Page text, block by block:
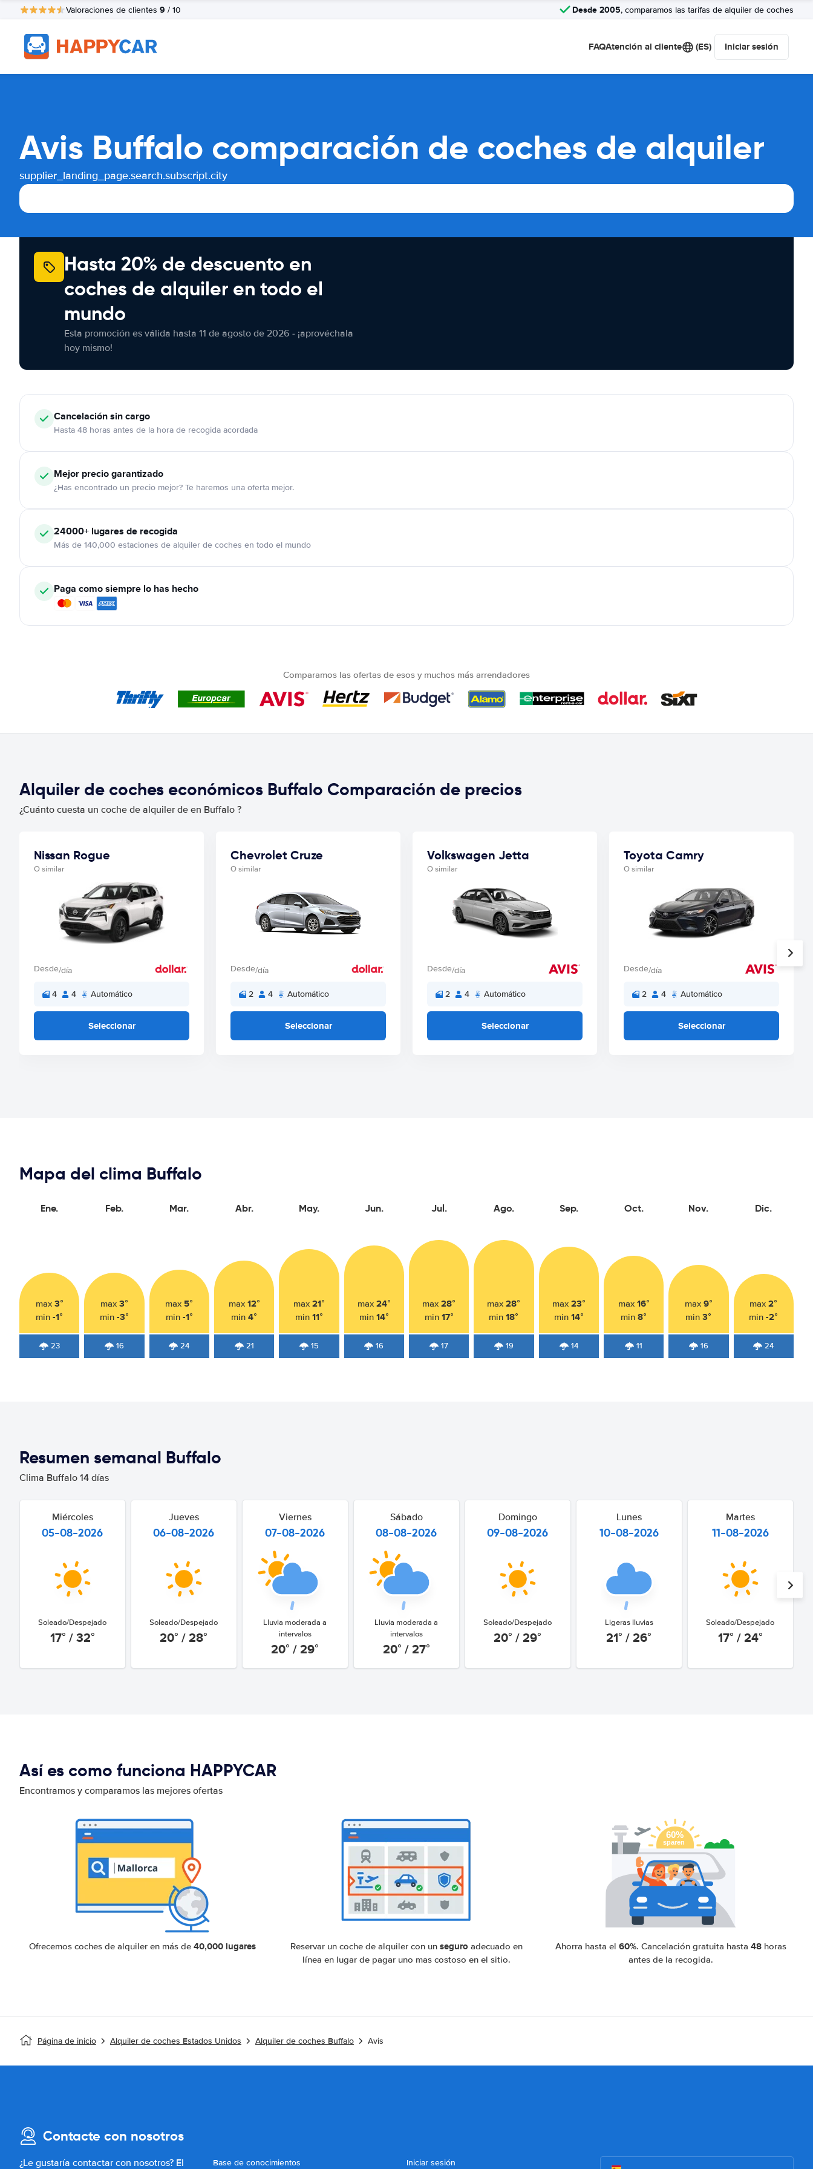
Valoraciones de clientes 9 / 10 Desde 2005, comparamos las tarifas de alquiler de coches
FAQAtención al cliente (ES) Iniciar sesión
Avis Buffalo comparación de coches de alquiler
supplier_landing_page.search.subscript.city
Hasta 20% de descuento en
coches de alquiler en todo el
mundo
Esta promoción es válida hasta 11 de agosto de 2026 - ¡aprovéchala
hoy mismo!
Cancelaciónsin cargo
Hasta 48 horas antes de la hora de recogida acordada
Mejor precio garantizado
¿Has encontrado un precio mejor? Te haremos una oferta mejor.
24000+ lugares de recogida
Más de 140,000 estaciones de alquiler de coches en todo el mundo
Paga como siempre lo has hecho
Comparamos las ofertas de esos y muchos más arrendadores
Alquiler de coches económicos Buffalo Comparación de precios
¿Cuánto cuesta un coche de alquiler de en Buffalo ?
Nissan Rogue
O similar
Desde/día
4 4 Automático
Seleccionar
Chevrolet Cruze
O similar
Desde/día
2 4 Automático
Seleccionar
Volkswagen Jetta
O similar
Desde/día
2 4 Automático
Seleccionar
Toyota Camry
O similar
Desde/día
2 4 Automático
Seleccionar
Mapa del clima Buffalo
Ene.
max 3°
min-1°
23
Feb.
max 3°
min -3°
16
Mar.
max 5°
min -1°
24
Abr.
max 12°
min4°
21
May.
max 21°
min 11°
15
Jun.
max 24°
min 14°
16
Jul.
max28°
min 17°
17
Ago.
max28°
min18°
19
Sep.
max 23°
min 14°
14
Oct.
max 16°
min8°
11
Nov.
max 9°
min3°
16
Dic.
max2°
min-2°
24
Resumen semanal Buffalo
Clima Buffalo 14 días
Miércoles
05-08-2026
Soleado/Despejado
17° / 32°
Jueves
06-08-2026
Soleado/Despejado
20° / 28°
Viernes
07-08-2026
Lluvia moderada a
intervalos
20° / 29°
Sábado
08-08-2026
Lluvia moderada a
intervalos
20° / 27°
Domingo
09-08-2026
Soleado/Despejado
20° / 29°
Lunes
10-08-2026
Ligeras lluvias
21° / 26°
Martes
11-08-2026
Soleado/Despejado
17° / 24°
Así es como funciona HAPPYCAR
Encontramos y comparamos las mejores ofertas
Ofrecemos coches de alquiler en más de 40,000 lugares Reservar un coche de alquiler con un seguro adecuado en
línea en lugar de pagar uno mas costoso en el sitio.
Ahorra hasta el 60%. Cancelación gratuita hasta 48horas
antes de la recogida.
Página de inicio Alquiler de coches Estados Unidos Alquiler de coches Buffalo Avis
Contacte con nosotros
¿Le gustaría contactar con nosotros? El Base de conocimientos Iniciar sesión